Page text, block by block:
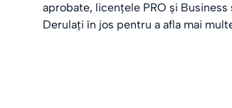
aprobate, licențele PRO și
Derulați în jos pentru a afla mai